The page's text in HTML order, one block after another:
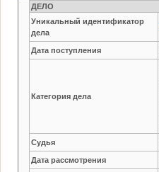
ДЕЛО
Уникальный идентификатор
дела
Дата поступления
Категория дела
Судья
Дата рассмотрения